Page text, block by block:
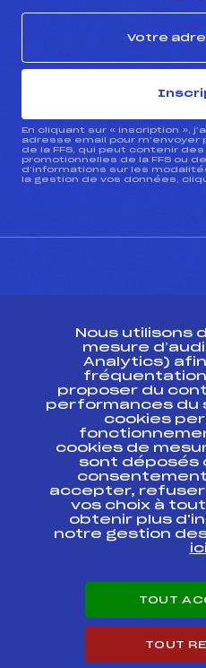
En cliquant sur « inscription »,
adresse email pour
de la FFS, qui peut contenir
promotionnelles de la FFS ou
d’informations sur les
la gestion de vos données,
Ressources
Pass’Neige
Projet sportif fédéral
Projet de
Antidopage
Pôle
Scientifique
Listes ministérielles
Pôle vie de l’athlète
Enseignement
Carrières
Nous utilisons
mesure
Analytics) afin
fréquentation
proposer du
performances du
cookies
cookies de
sont déposés
accepter, refuser
vos choix à
obtenir plus
notre gestion
ici
TOUT
TOUT